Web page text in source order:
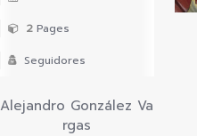
2 Pages
Seguidores
Alejandro González Va
rgas